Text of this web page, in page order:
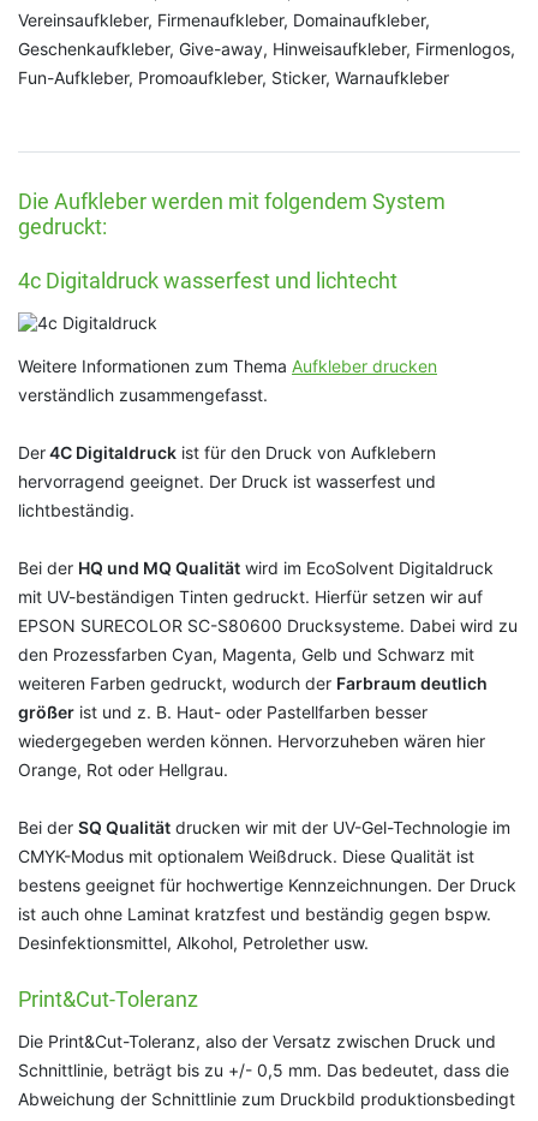
Vereinsaufkleber, Firmenaufkleber, Domainaufkleber,
Geschenkaufkleber, Give-away, Hinweisaufkleber, Firmenlogos,
Fun-Aufkleber, Promoaufkleber, Sticker, Warnaufkleber
Die Aufkleber werden mit folgendem System
gedruckt:
4c Digitaldruck wasserfest und lichtecht
Weitere Informationen zum Thema Aufkleber drucken
verständlich zusammengefasst.
Der4C Digitaldruck ist für den Druck von Aufklebern
hervorragend geeignet. Der Druck ist wasserfest und
lichtbeständig.
Bei der HQ und MQ Qualität wird im EcoSolvent Digitaldruck
mit UV-beständigen Tinten gedruckt. Hierfür setzen wir auf
EPSON SURECOLOR SC-S80600 Drucksysteme. Dabei wird zu
den Prozessfarben Cyan, Magenta, Gelb und Schwarz mit
weiteren Farben gedruckt, wodurch der Farbraum deutlich
größer ist und z. B. Haut- oder Pastellfarben besser
wiedergegeben werden können. Hervorzuheben wären hier
Orange, Rot oder Hellgrau.
Bei der SQ Qualität drucken wir mit der UV-Gel-Technologie im
CMYK-Modus mit optionalem Weißdruck. Diese Qualität ist
bestens geeignet für hochwertige Kennzeichnungen. Der Druck
ist auch ohne Laminat kratzfest und beständig gegen bspw.
Desinfektionsmittel, Alkohol, Petrolether usw.
Print&Cut-Toleranz
Die Print&Cut-Toleranz, also der Versatz zwischen Druck und
Schnittlinie, beträgt bis zu +/- 0,5 mm. Das bedeutet, dass die
Abweichung der Schnittlinie zum Druckbild produktionsbedingt